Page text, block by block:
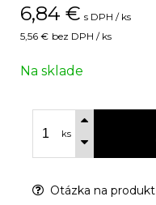
6,84 € s DPH / ks
5,56 € bez DPH / ks
Na sklade
ks
Otázka na produkt